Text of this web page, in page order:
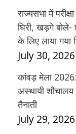
राज्यसभा में
घिरी, खड़गे
के लिए लाया गया
July 30, 2026
कांवड़ मेला 2026:
अस्थायी
तैनाती
July 29, 2026